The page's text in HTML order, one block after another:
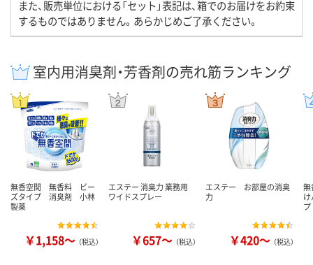
また、販売単位における「セット」表記は、箱でのお届けをお約束
するものではありません。あらかじめご了承ください。
室内用消臭剤・芳香剤の売れ筋ランキング
無香空間 無香料 ビー
ズタイプ 消臭剤 小林
製薬
￥1,158～ （税込）
エステー 消臭力 業務用
ワイドスプレー
￥657～ （税込）
エステー お部屋の消臭
力
￥420～ （税込）